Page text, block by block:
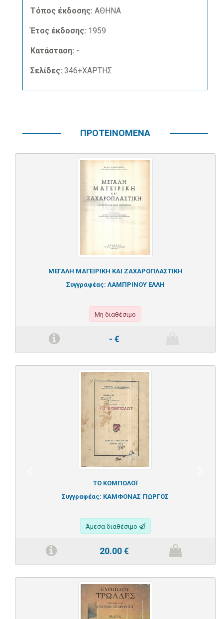
Τόπος έκδοσης: ΑΘΗΝΑ
Έτος έκδοσης: 1959
Κατάσταση: -
Σελίδες: 346+ΧΑΡΤΗΣ
ΠΡΟΤΕΙΝΟΜΕΝΑ
ΜΕΓΑΛΗ ΜΑΓΕΙΡΙΚΗ ΚΑΙ ΖΑΧΑΡΟΠΛΑΣΤΙΚΗ
Συγγραφέας: ΛΑΜΠΡΙΝΟΥ ΕΛΛΗ
Μη διαθέσιμο
- €
ΤΟ ΚΟΜΠΟΛΟΪ
Συγγραφέας: ΚΑΜΦΟΝΑΣ ΓΙΩΡΓΟΣ
Άμεσα διαθέσιμο
20.00€